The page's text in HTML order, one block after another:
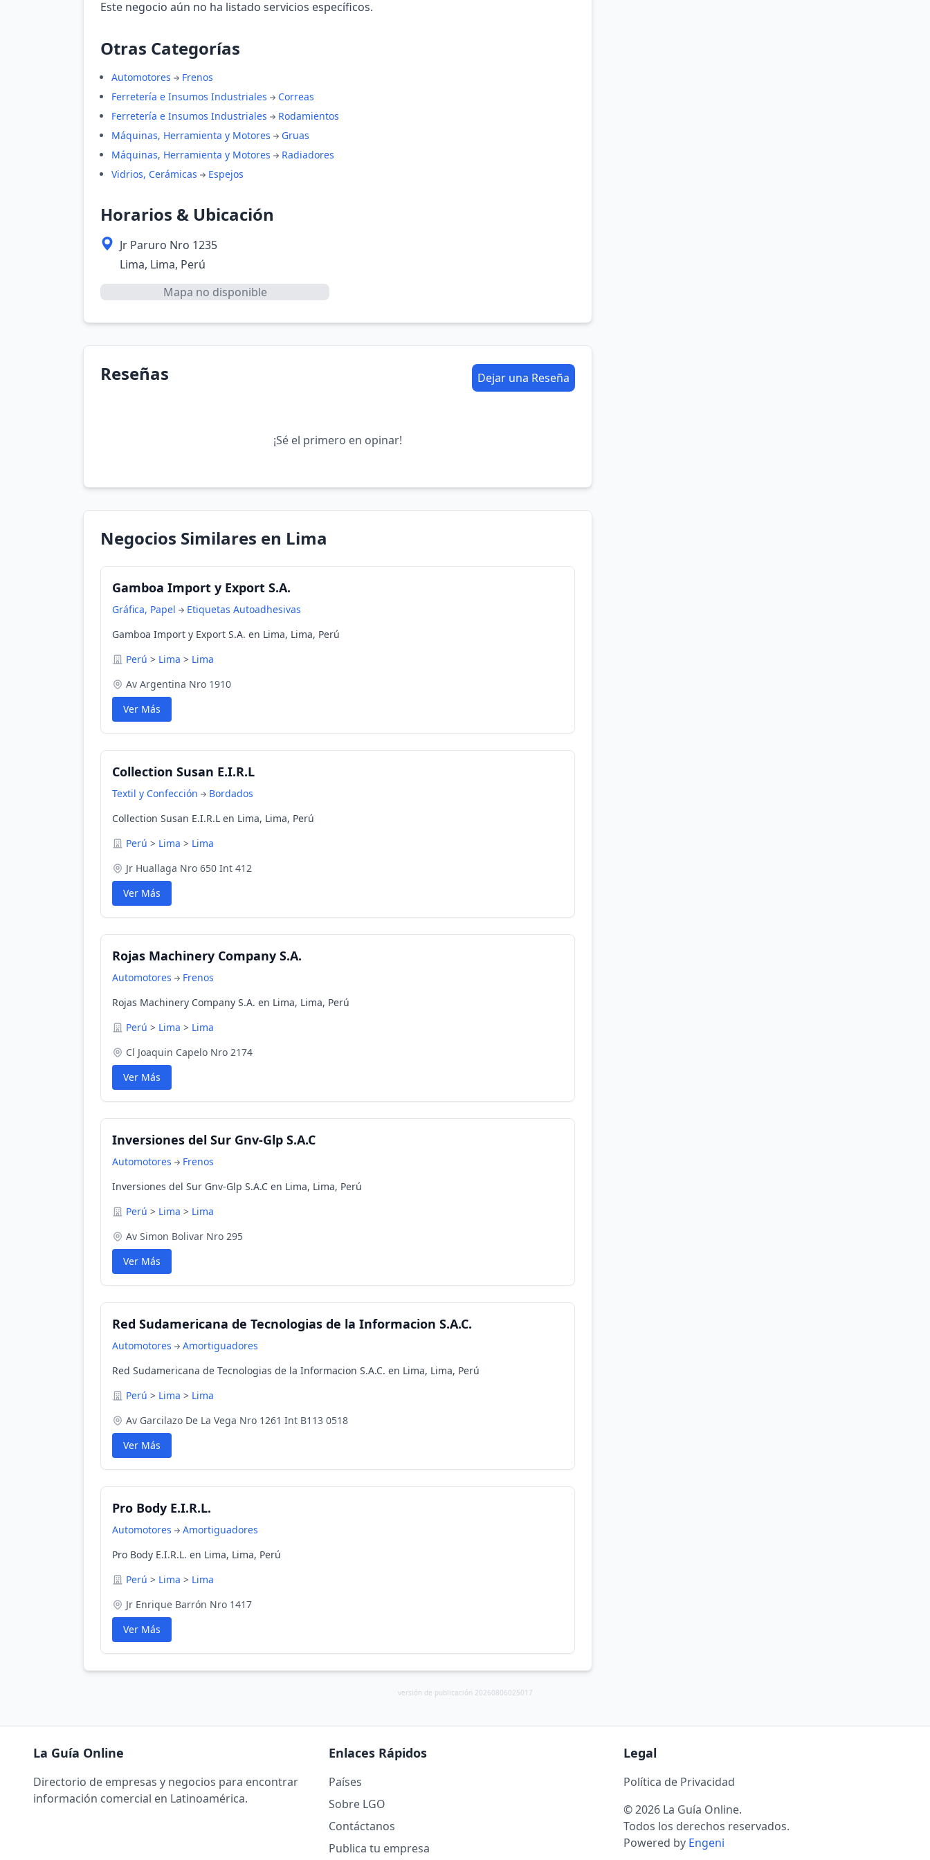
Este negocio aún no ha listado servicios específicos.
Otras Categorías
Automotores
Frenos
Ferretería e Insumos Industriales
Correas
Ferretería e Insumos Industriales
Rodamientos
Máquinas, Herramienta y Motores
Gruas
Máquinas, Herramienta y Motores
Radiadores
Vidrios, Cerámicas
Espejos
Horarios & Ubicación
Jr Paruro Nro 1235
Lima, Lima, Perú
Mapa no disponible
Reseñas Dejar una Reseña
¡Sé el primero en opinar!
Negocios Similares en Lima
Gamboa Import y Export S.A.
Gráfica, Papel
Etiquetas Autoadhesivas
Gamboa Import y Export S.A. en Lima, Lima, Perú
Perú > Lima > Lima
Av Argentina Nro 1910
Ver Más
Collection Susan E.I.R.L
Textil y Confección
Bordados
Collection Susan E.I.R.L en Lima, Lima, Perú
Perú > Lima > Lima
Jr Huallaga Nro 650 Int 412
Ver Más
Rojas Machinery Company S.A.
Automotores
Frenos
Rojas Machinery Company S.A. en Lima, Lima, Perú
Perú > Lima > Lima
Cl Joaquin Capelo Nro 2174
Ver Más
Inversiones del Sur Gnv-Glp S.A.C
Automotores
Frenos
Inversiones del Sur Gnv-Glp S.A.C en Lima, Lima, Perú
Perú > Lima > Lima
Av Simon Bolivar Nro 295
Ver Más
Red Sudamericana de Tecnologias de la Informacion S.A.C.
Automotores
Amortiguadores
Red Sudamericana de Tecnologias de la Informacion S.A.C. en Lima, Lima, Perú
Perú > Lima > Lima
Av Garcilazo De La Vega Nro 1261 Int B113 0518
Ver Más
Pro Body E.I.R.L.
Automotores
Amortiguadores
Pro Body E.I.R.L. en Lima, Lima, Perú
Perú > Lima > Lima
Jr Enrique Barrón Nro 1417
Ver Más
versión de publicación 20260806025017
La Guía Online
Directorio de empresas y negocios para encontrar
información comercial en Latinoamérica.
Enlaces Rápidos
Países
Sobre LGO
Contáctanos
Publica tu empresa
Legal
Política de Privacidad
© 2026 La Guía Online.
Todos los derechos reservados.
Powered by Engeni